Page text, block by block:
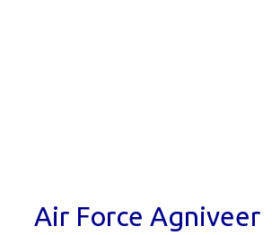
Air Force Agniveer